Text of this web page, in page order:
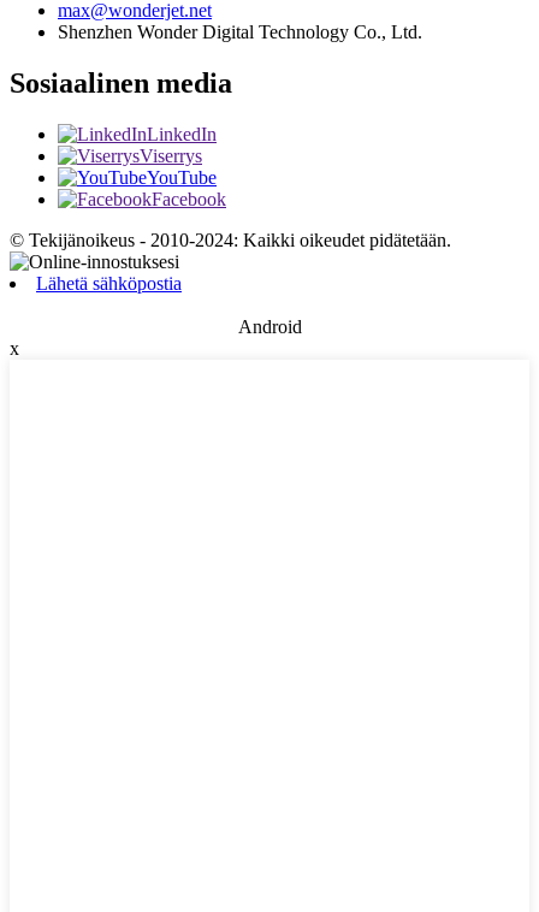
max@wonderjet.net
Shenzhen Wonder Digital Technology Co., Ltd.
Sosiaalinen media
LinkedIn
Viserrys
YouTube
Facebook
© Tekijänoikeus - 2010-2024: Kaikki oikeudet pidätetään.
Lähetä sähköpostia
Android
x